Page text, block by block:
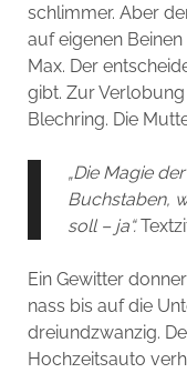
schlimmer. Aber
auf eigenen
Max. Der
gibt. Zur
Blechring. Die
„Die Magie
Buchstaben,
soll – ja“.
Ein Gewitter
nass bis auf die
dreiundzwanzig.
Hochzeitsauto